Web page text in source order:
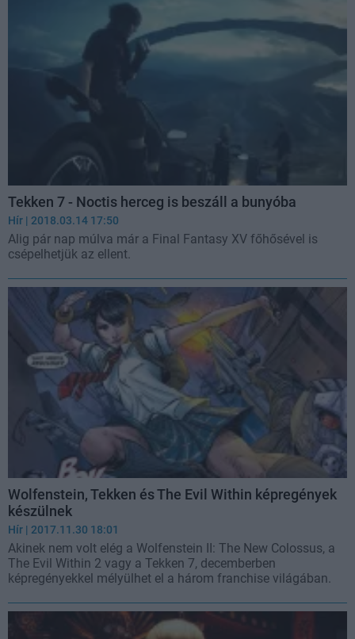
Tekken 7 - Noctis herceg is beszáll a bunyóba
Hír | 2018.03.14 17:50
Alig pár nap múlva már a Final Fantasy XV főhősével is
csépelhetjük az ellent.
Wolfenstein, Tekken és The Evil Within képregények
készülnek
Hír | 2017.11.30 18:01
Akinek nem volt elég a Wolfenstein II: The New Colossus, a
The Evil Within 2 vagy a Tekken 7, decemberben
képregényekkel mélyülhet el a három franchise világában.